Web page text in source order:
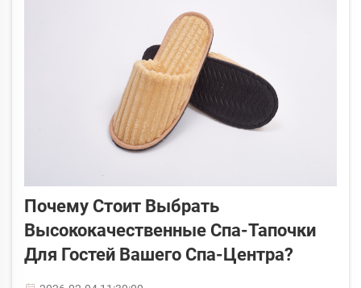
Почему Стоит Выбрать
Высококачественные Спа-Тапочки
Для Гостей Вашего Спа-Центра?